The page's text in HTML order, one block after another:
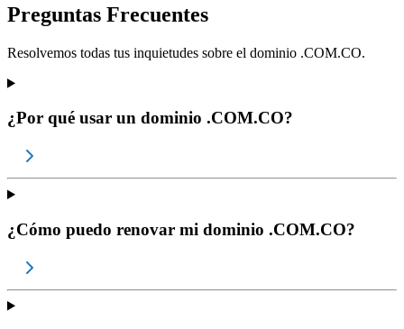
Preguntas Frecuentes
Resolvemos todas tus inquietudes sobre el dominio .COM.CO.
¿Por qué usar un dominio .COM.CO?
¿Cómo puedo renovar mi dominio .COM.CO?